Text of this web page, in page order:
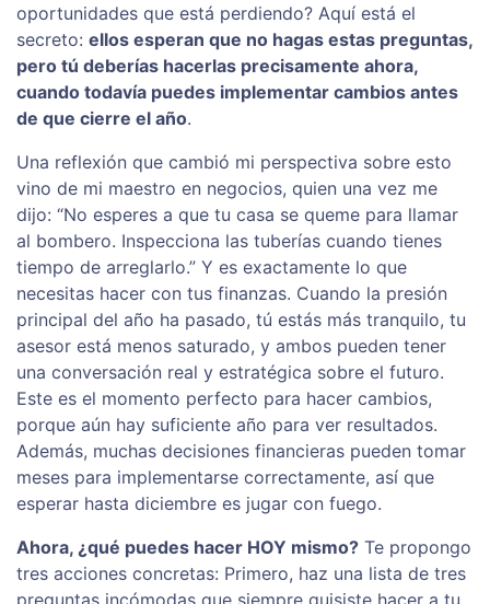
oportunidades que está perdiendo? Aquí está el
secreto: ellos esperan que no hagas estas preguntas,
pero tú deberías hacerlas precisamente ahora,
cuando todavía puedes implementar cambios antes
de que cierre el año.
Una reflexión que cambió mi perspectiva sobre esto
vino de mi maestro en negocios, quien una vez me
dijo: “No esperes a que tu casa se queme para llamar
al bombero. Inspecciona las tuberías cuando tienes
tiempo de arreglarlo.” Y es exactamente lo que
necesitas hacer con tus finanzas. Cuando la presión
principal del año ha pasado, tú estás más tranquilo, tu
asesor está menos saturado, y ambos pueden tener
una conversación real y estratégica sobre el futuro.
Este es el momento perfecto para hacer cambios,
porque aún hay suficiente año para ver resultados.
Además, muchas decisiones financieras pueden tomar
meses para implementarse correctamente, así que
esperar hasta diciembre es jugar con fuego.
Ahora, ¿qué puedes hacer HOY mismo? Te propongo
tres acciones concretas: Primero, haz una lista de tres